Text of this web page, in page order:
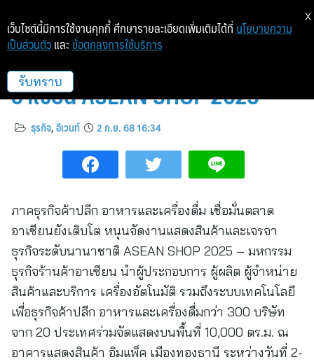
เปิดฉากมหกรรมธุรกิจร้านค้า
อาเซียน ASEAN SHOP 2025
ธุรกิจ,อีเวนท์ 2 ก.ย. 68 16:34
ภาคธุรกิจค้าปลีก อาหารและเครื่องดื่ม เชื่อมั่นตลาด
อาเซียนยังเติบโต หนุนจัดงานแสดงสินค้าและเจรจา
ธุรกิจระดับนานาชาติ ASEAN SHOP 2025 – มหกรรม
ธุรกิจร้านค้าอาเซียน นำผู้ประกอบการ ผู้ผลิต ผู้จำหน่าย
สินค้าและบริการ เครื่องอัตโนมัติ รวมถึงระบบเทคโนโลยี
เพื่อธุรกิจค้าปลีก อาหารและเครื่องดื่มกว่า 300 บริษัท
จาก 20 ประเทศร่วมจัดแสดงบนพื้นที่ 10,000 ตร.ม. ณ
อาคารแสดงสินค้า อิมแพ็ค เมืองทองธานี ระหว่างวันที่ 2-
เว็บไซต์นี้มีการใช้งานคุกกี้ ศึกษารายละเอียดเพิ่มเติมได้ที่ นโยบายความ
เป็นส่วนตัว และ ข้อตกลงการใช้บริการ
รับทราบ
X